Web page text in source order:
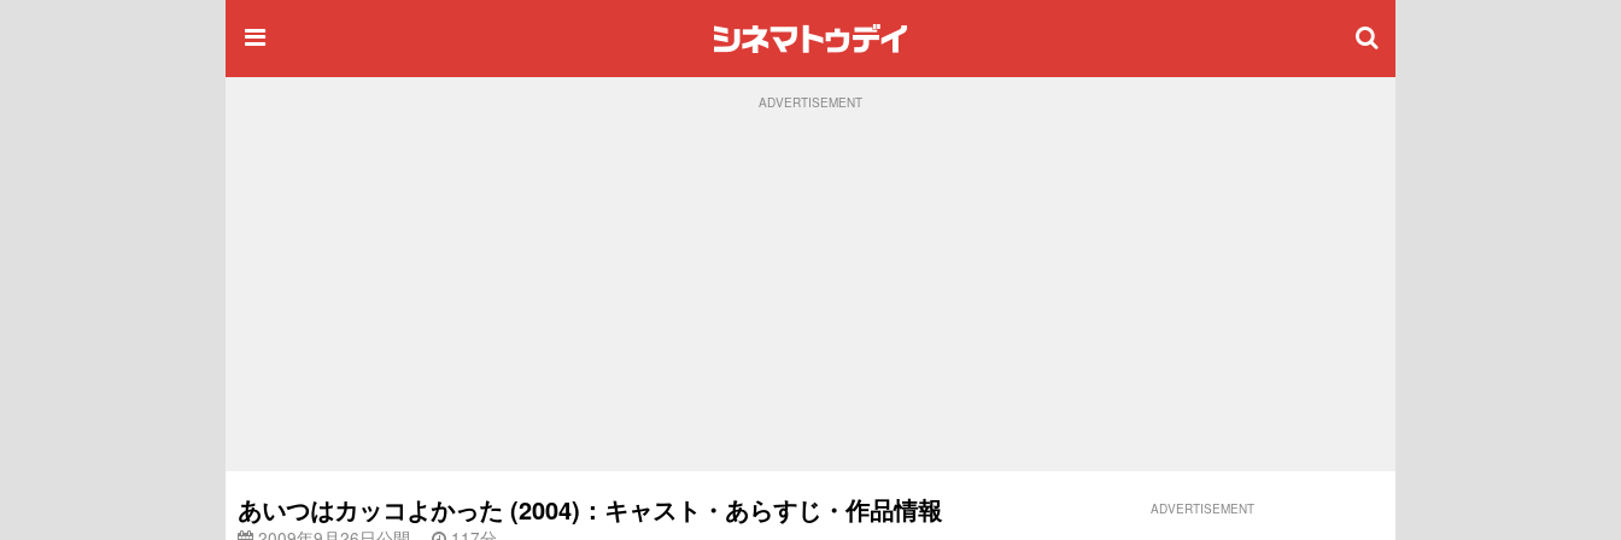
ADVERTISEMENT
あいつはカッコよかった (2004)：キャスト・あらすじ・作品情報 ADVERTISEMENT